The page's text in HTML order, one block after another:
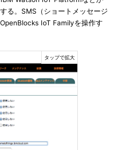
る。SMS（ショートメッセージ
IoT Familyを操作す